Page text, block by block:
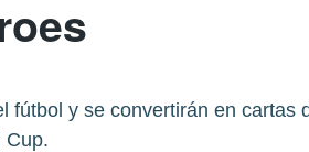
y se convertirán en cartas
Cup.